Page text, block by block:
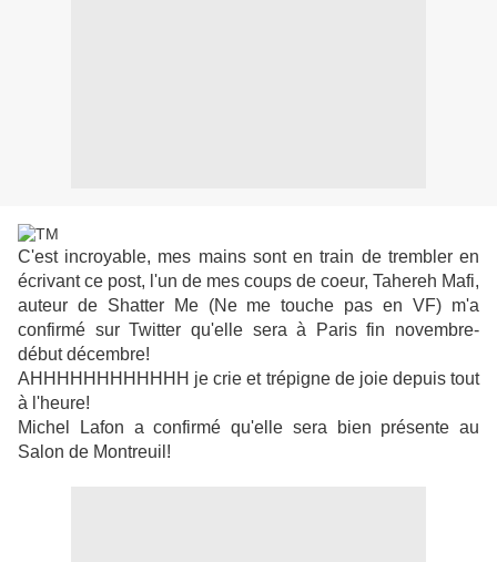
C'est incroyable, mes mains sont en train de trembler en
écrivant ce post, l'un de mes coups de coeur, Tahereh Mafi,
auteur de Shatter Me (Ne me touche pas en VF) m'a
confirmé sur Twitter qu'elle sera à Paris fin novembre-
début décembre!
AHHHHHHHHHHHH je crie et trépigne de joie depuis tout
à l'heure!
Michel Lafon a confirmé qu'elle sera bien présente au
Salon de Montreuil!